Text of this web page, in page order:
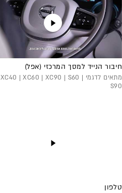
חיבור הנייד למסך המרכזי (אפל)
מתאים לדגמי XC40 | XC60 | XC90 | S60 |
S90
טלפון